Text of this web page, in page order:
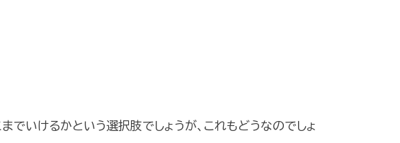
でいけるかという選択肢でしょうが、これもどうなのでしょ